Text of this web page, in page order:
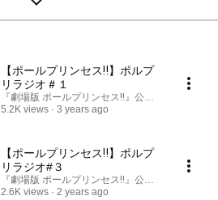
【ポールプリンセス‼︎】ポルプ
リラジオ＃１
『劇場版 ポールプリンセス‼』公式チャンネル
5.2K views
3 years ago
【ポールプリンセス‼︎】ポルプ
リラジオ#３
『劇場版 ポールプリンセス‼』公式チャンネル
2.6K views
2 years ago